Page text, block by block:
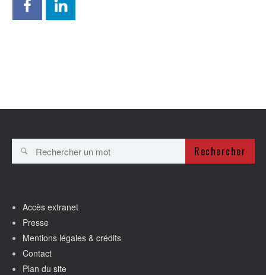
Rechercher
Accès extranet
Presse
Mentions légales & crédits
Contact
Plan du site